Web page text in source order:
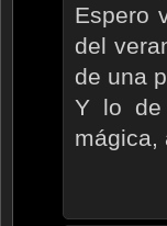
Espero
del
de una
Y lo de
mágica,